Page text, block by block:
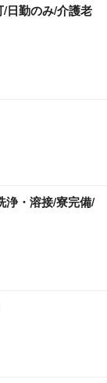
/日勤のみ/介護老
浄・溶接/寮完備/